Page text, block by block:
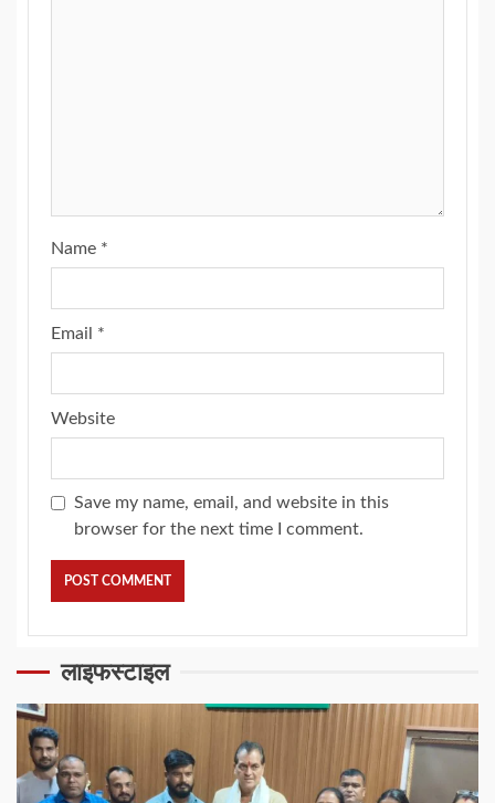
Name *
Email *
Website
Save my name, email, and website in this
browser for the next time I comment.
लाइफस्टाइल